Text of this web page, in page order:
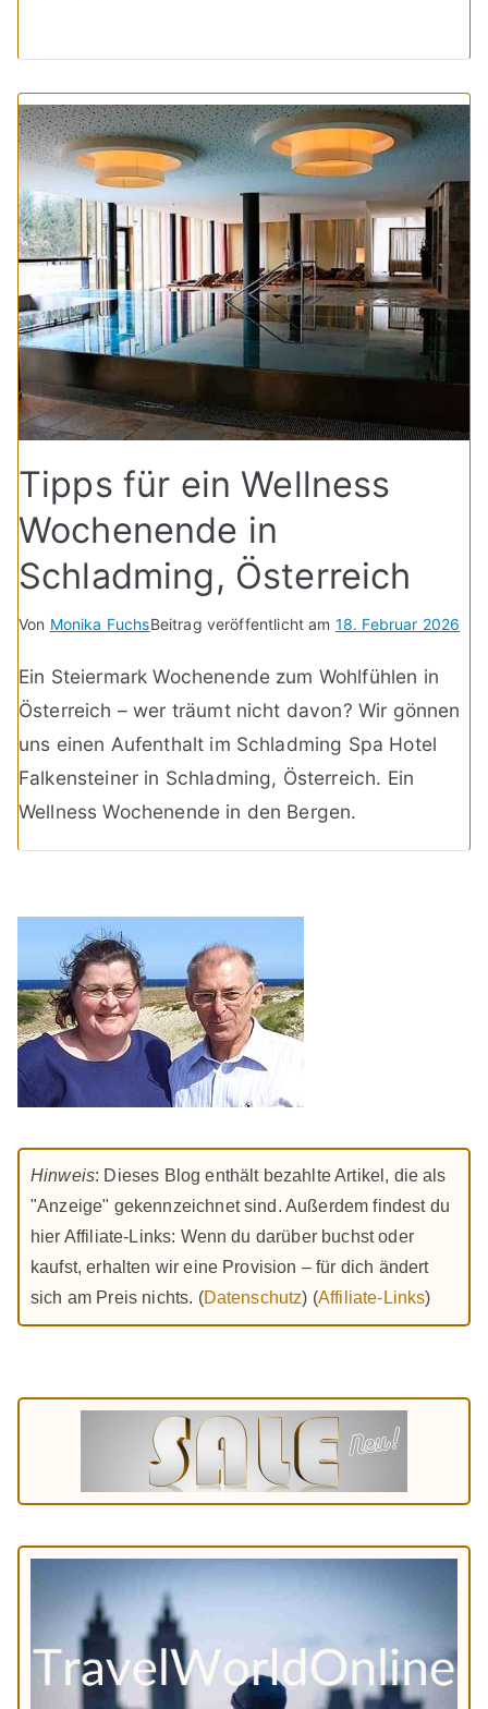
Tipps für ein Wellness
Wochenende in
Schladming, Österreich
Von Monika FuchsBeitrag veröffentlicht am 18. Februar 2026
Ein Steiermark Wochenende zum Wohlfühlen in
Österreich – wer träumt nicht davon? Wir gönnen
uns einen Aufenthalt im Schladming Spa Hotel
Falkensteiner in Schladming, Österreich. Ein
Wellness Wochenende in den Bergen.
Hinweis: Dieses Blog enthält bezahlte Artikel, die als
"Anzeige" gekennzeichnet sind. Außerdem findest du
hier Affiliate-Links: Wenn du darüber buchst oder
kaufst, erhalten wir eine Provision – für dich ändert
sich am Preis nichts. (Datenschutz) (Affiliate-Links)